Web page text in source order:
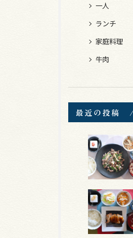
一人
ランチ
家庭料理
牛肉
最近の投稿